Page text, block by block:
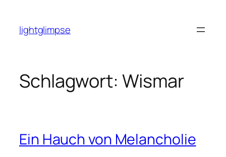
springen
lightglimpse
Schlagwort: Wismar
Ein Hauch von Melancholie